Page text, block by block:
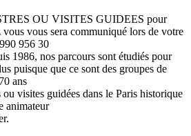
OU VISITES GUIDEES pour
vous sera communiqué lors de votre
956 30
1986, nos parcours sont étudiés pour
puisque que ce sont des groupes de
ans
ou visites guidées dans le Paris historique
animateur